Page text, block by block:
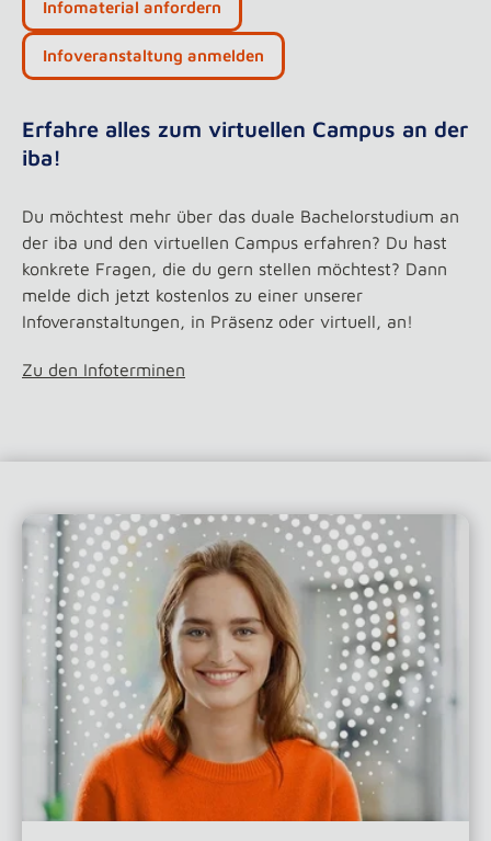
Infomaterial anfordern
Infoveranstaltung anmelden
Erfahre alles zum virtuellen Campus an der
iba!
Du möchtest mehr über das duale Bachelorstudium an
der iba und den virtuellen Campus erfahren? Du hast
konkrete Fragen, die du gern stellen möchtest? Dann
melde dich jetzt kostenlos zu einer unserer
Infoveranstaltungen, in Präsenz oder virtuell, an!
Zu den Infoterminen